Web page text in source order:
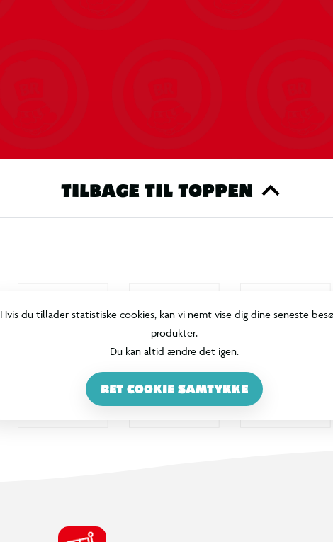
TILBAGE TIL TOPPEN
Hvis du tillader statistiske cookies, kan vi nemt vise dig dine seneste
produkter.
Du kan altid ændre det igen.
RET COOKIE SAMTYKKE